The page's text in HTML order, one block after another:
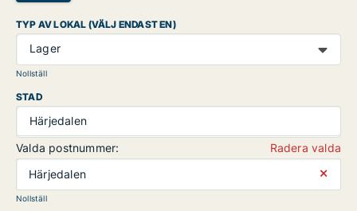
TYP AV LOKAL (VÄLJ ENDAST EN)
Lager
Nollställ
STAD
Härjedalen
Valda postnummer:
Radera valda
Härjedalen
⨯
Nollställ